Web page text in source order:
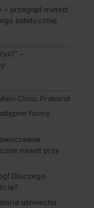
– przegląd metod
estetycznej
–
Clinic Protocol
formy
nawet przy
Dlaczego
uśmiechu